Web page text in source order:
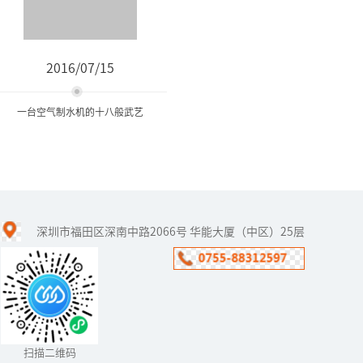
2016/07/15
一台空气制水机的十八般武艺
一台空气制水机的十八般
武艺
深圳市福田区深南中路2066号 华能大厦（中区）25层
扫描二维码